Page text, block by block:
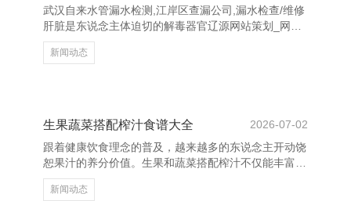
武汉自来水管漏水检测,江岸区查漏公司,漏水检查/维修
肝脏是东说念主体迫切的解毒器官辽源网站策划_网站
建设公司_网站设计建设开发_seo优化，往日饮食对肝
脏健康至关迫切。护肝汤不仅厚味，还能灵验促进肝功
毒，合适夏令饮用。 3. **决明子粥**：改善怒气，合适
失眠者。 4. **山药排骨汤**：健脾养肝，增强体质。 5.
**红枣
新闻动态
生果蔬菜搭配榨汁食谱大全
2026-07-02
跟着健康饮食理念的普及，越来越多的东说念主开动饶
恕果汁的养分价值。生果和蔬菜搭配榨汁不仅能丰富口
感，还能提高养分摄入。以下是一些浮浅易作念的生果
蔬菜榨汁食谱。 1. **胡萝卜苹果汁**：将一根胡萝卜和
新闻动态